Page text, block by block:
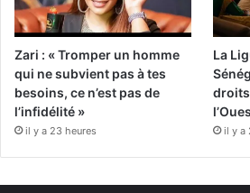
Zari : « Tromper un homme
qui ne subvient pas à tes
besoins, ce n’est pas de
l’infidélité »
il y a 23 heures
La
il y a